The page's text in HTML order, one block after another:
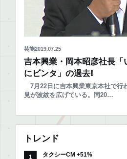
芸能2019.07.25
吉本興業・岡本昭彦社長「
にビンタ」の過去!
7月22日に吉本興業東京本社で行
見が波紋を広げている。同20…
トレンド
タクシーCM +51%